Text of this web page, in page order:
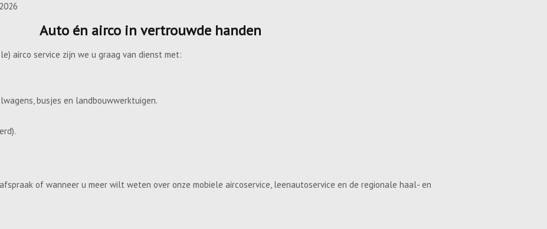
Auto én airco in vertrouwde handen
airco service zijn we u graag van dienst met:
busjes en landbouwwerktuigen.
of wanneer u meer wilt weten over onze mobiele aircoservice, leenautoservice en de regionale haal- en